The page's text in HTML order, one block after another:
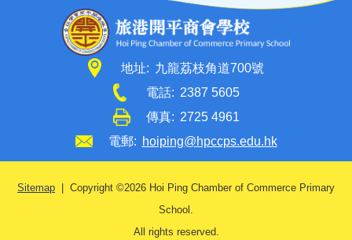
地址: 九龍荔枝角道700號
電話: 2387 5605
傳真: 2725 4961
電郵: hoiping@hpccps.edu.hk
Sitemap | Copyright ©2026 Hoi Ping Chamber of Commerce Primary
School.
All rights reserved.